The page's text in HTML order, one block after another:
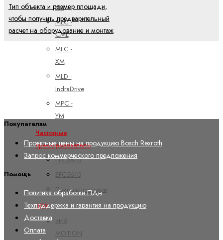
YM
MLC -
CML
MLC -
XM
MLD -
IndraDrive
MPC -
YM
Частотные
преобразователи
EFC3610
EFC5610
Принадлежности
ЧПУ
ctrlX
MOTION
Тип объекта и размер площади,
чтобы получить предварительный
расчет на оборудование и монтаж
Покупателям
Проектные цены на продукцию Bosch Rexroth
Запрос коммерческого предложения
Помощь
Политика обработки ПДн
Техподдержка и гарантия на продукцию
Доставка
Оплата